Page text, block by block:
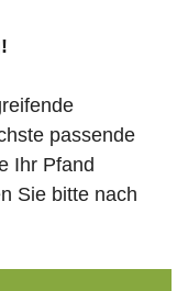
passende
Ihr Pfand
Sie bitte nach